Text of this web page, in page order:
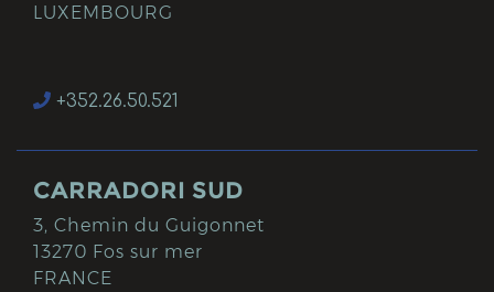
LUXEMBOURG
+352.26.50.521
CARRADORI SUD
3, Chemin du Guigonnet
13270 Fos sur mer
FRANCE